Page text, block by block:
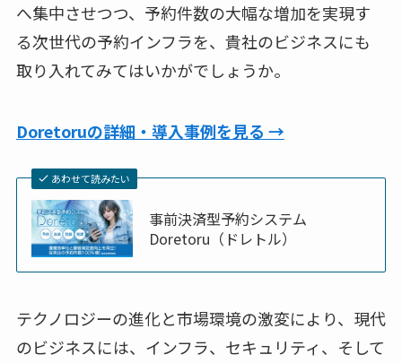
へ集中させつつ、予約件数の大幅な増加を実現す
る次世代の予約インフラを、貴社のビジネスにも
取り入れてみてはいかがでしょうか。
Doretoruの詳細・導入事例を見る →
あわせて読みたい
事前決済型予約システム
Doretoru（ドレトル）
テクノロジーの進化と市場環境の激変により、現代
のビジネスには、インフラ、セキュリティ、そして